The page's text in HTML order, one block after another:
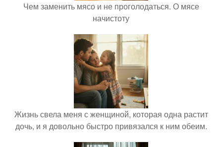
Чем заменить мясо и не проголодаться. О мясе
начистоту
Жизнь свела меня с женщиной, которая одна растит
дочь, и я довольно быстро привязался к ним обеим.